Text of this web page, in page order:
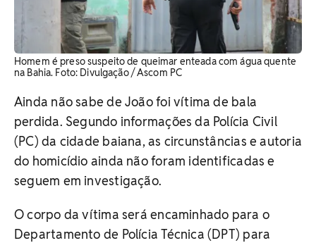
Homem é preso suspeito de queimar enteada com água quente
na Bahia. Foto: Divulgação / Ascom PC
Ainda não sabe de João foi vítima de bala
perdida. Segundo informações da Polícia Civil
(PC) da cidade baiana, as circunstâncias e autoria
do homicídio ainda não foram identificadas e
seguem em investigação.
O corpo da vítima será encaminhado para o
Departamento de Polícia Técnica (DPT) para